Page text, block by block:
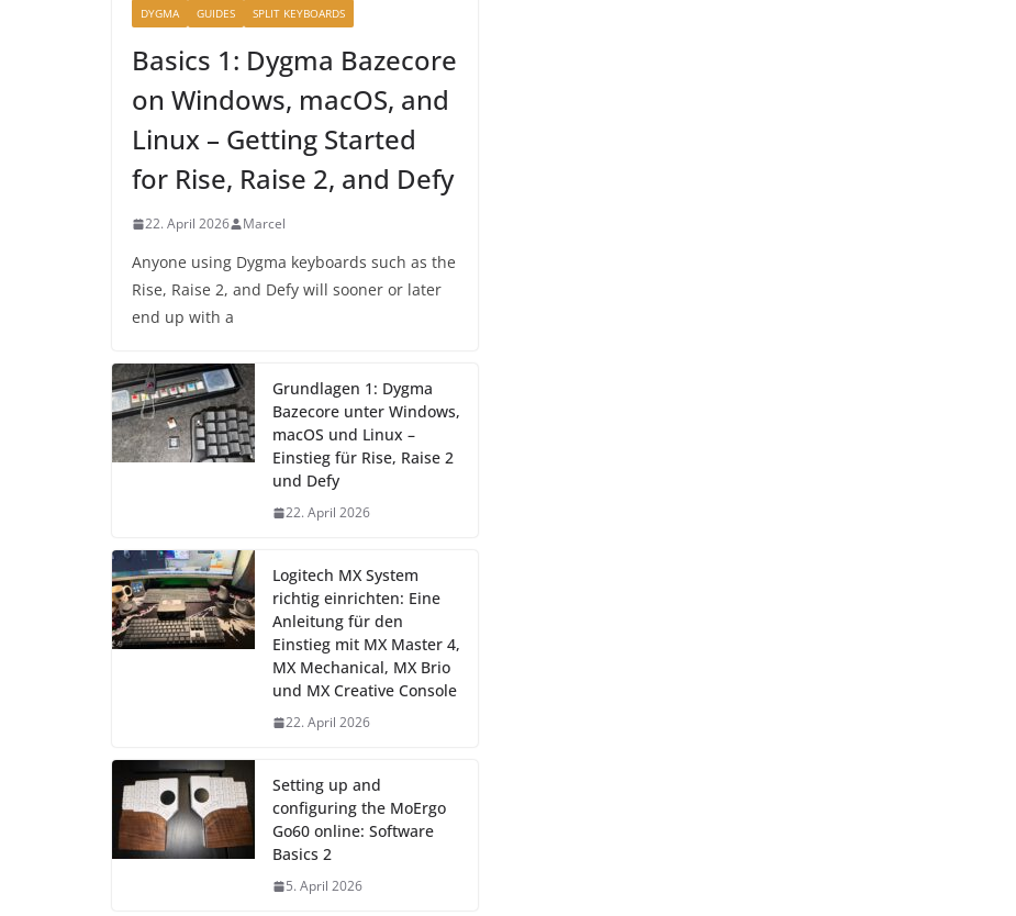
DYGMA GUIDES SPLIT KEYBOARDS
Basics 1: Dygma Bazecore
on Windows, macOS, and
Linux – Getting Started
for Rise, Raise 2, and Defy
22. April 2026 Marcel
Anyone using Dygma keyboards such as the
Rise, Raise 2, and Defy will sooner or later
end up with a
Grundlagen 1: Dygma
Bazecore unter Windows,
macOS und Linux –
Einstieg für Rise, Raise 2
und Defy
22. April 2026
Logitech MX System
richtig einrichten: Eine
Anleitung für den
Einstieg mit MX Master 4,
MX Mechanical, MX Brio
und MX Creative Console
22. April 2026
Setting up and
configuring the MoErgo
Go60 online: Software
Basics 2
5. April 2026